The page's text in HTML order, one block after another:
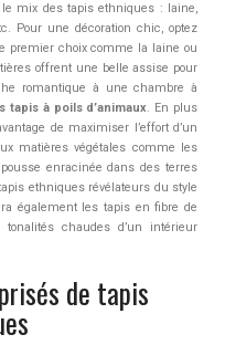
mix des tapis ethniques : laine,
Pour une décoration chic, optez
premier choix comme la laine ou
offrent une belle assise pour
romantique à une chambre à
tapis à poils d’animaux. En plus
de maximiser l’effort d’un
matières végétales comme les
enracinée dans des terres
ethniques révélateurs du style
également les tapis en fibre de
chaudes d’un intérieur
de tapis